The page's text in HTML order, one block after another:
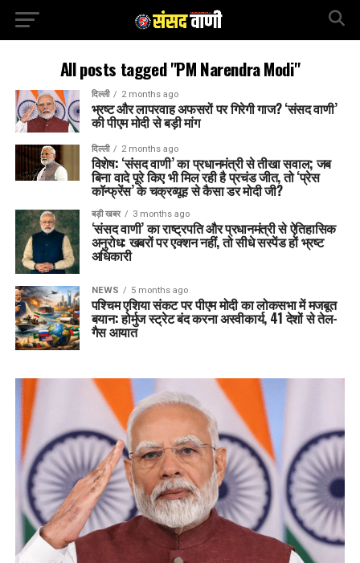
All posts tagged "PM Narendra Modi"
दिल्ली 2 months ago
भ्रष्ट और लापरवाह अफसरों पर गिरेगी गाज? ‘संसद वाणी’
की पीएम मोदी से बड़ी मांग
दिल्ली 2 months ago
विशेष: ‘संसद वाणी’ का प्रधानमंत्री से तीखा सवाल; जब
बिना वादे पूरे किए भी मिल रही है प्रचंड जीत, तो ‘प्रेस
कॉन्फ्रेंस’ के चक्रव्यूह से कैसा डर मोदी जी?
बड़ी खबर 3 months ago
‘संसद वाणी’ का राष्ट्रपति और प्रधानमंत्री से ऐतिहासिक
अनुरोध: खबरों पर एक्शन नहीं, तो सीधे सस्पेंड हों भ्रष्ट
अधिकारी
NEWS 5 months ago
पश्चिम एशिया संकट पर पीएम मोदी का लोकसभा में मजबूत
बयान: होर्मुज स्ट्रेट बंद करना अस्वीकार्य, 41 देशों से तेल-
गैस आयात